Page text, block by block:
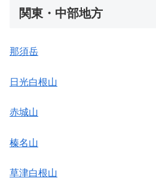
関東・中部地方
那須岳
日光白根山
赤城山
榛名山
草津白根山